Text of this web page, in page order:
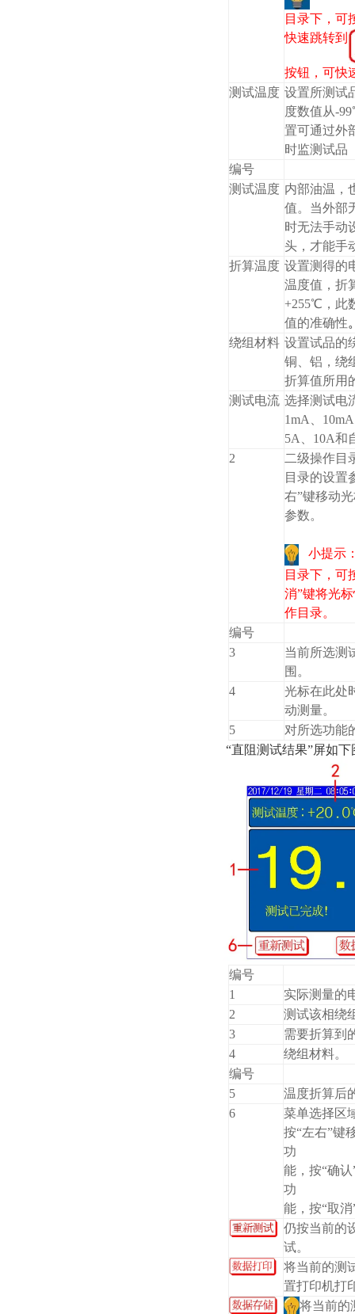
目录下，可
快速跳转到
按钮，可快
测试温度 设置所测试
度数值从-
置可通过外
时监测试品
编号
测试温度 内部油温，
值。当外部
时无法手动
头，才能手
折算温度 设置测得的
温度值，折
+255℃，此
值的准确性
绕组材料 设置试品的
铜、铝，绕
折算值所用
测试电流 选择测试电
1mA、
5A、10A和
2
二级操作目
目录的设置
右”键移动
参数。
小提示
目录下，可
消”键将光
作目录。
编号
3
当前所选测
围。
4
光标在此处
动测量。
5
对所选功能
“直阻测试结果”屏如下
编号
1
实际测量的
2
测试该相绕
3
需要折算到
4
绕组材料。
编号
5
温度折算后
6
菜单选择区
按“左右”键
功
能，按“确
功
能，按“取
仍按当前的
试。
将当前的测
置打印机打
将当前的